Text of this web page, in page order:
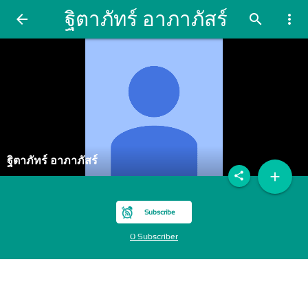
arrow_back ฐิตาภัทร์ อาภาภัสร์ search more_vert
ฐิตาภัทร์ อาภาภัสร์
Subscribe
0 Subscriber
add
share